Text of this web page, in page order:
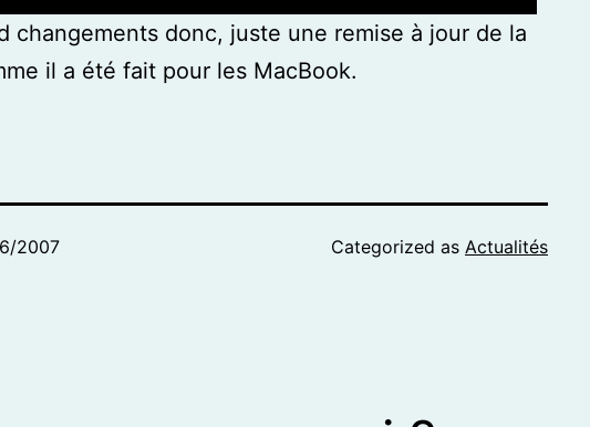
changements donc, juste une remise à jour de la
il a été fait pour les MacBook.
2007
Categorized as Actualités